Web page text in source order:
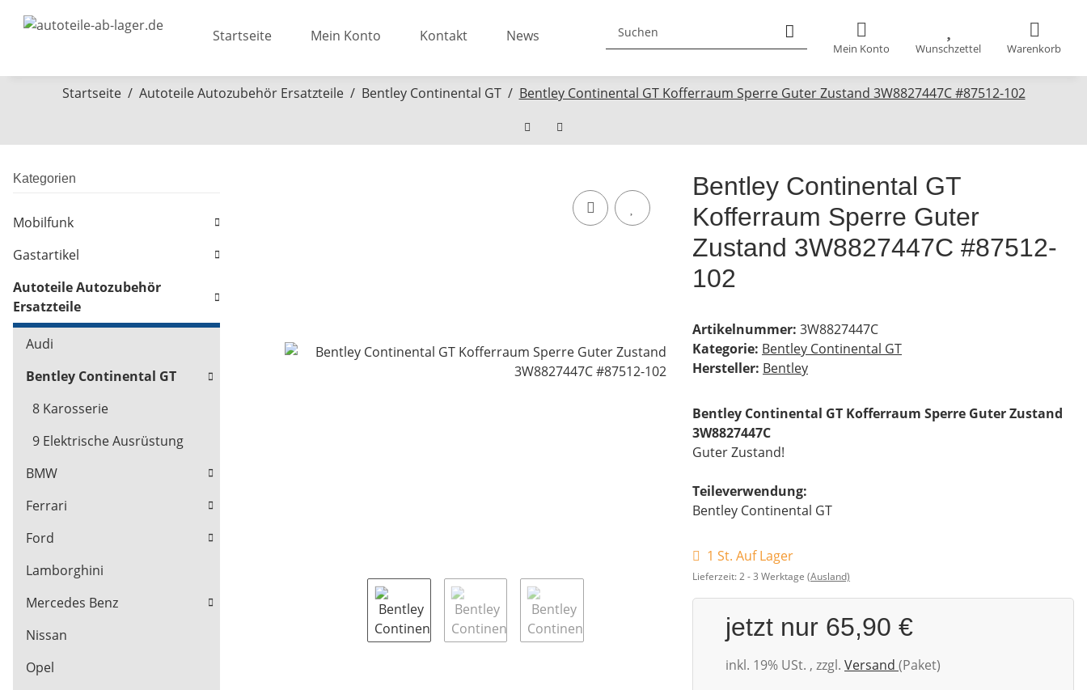
Mein Konto Wunschzettel Warenkorb
Startseite Mein Konto Kontakt News
Startseite Autoteile Autozubehör Ersatzteile Bentley Continental GT Bentley Continental GT Kofferraum Sperre Guter Zustand 3W8827447C #87512-102
Bentley Continental GT
Kofferraum Sperre Guter
Zustand 3W8827447C #87512-
102
Artikelnummer: 3W8827447C
Kategorie: Bentley Continental GT
Hersteller: Bentley
Bentley Continental GT Kofferraum Sperre Guter Zustand
3W8827447C
Guter Zustand!
Teileverwendung:
Bentley Continental GT
1 St. Auf Lager
Lieferzeit:2 - 3 Werktage (Ausland)
jetzt nur 65,90 €
inkl. 19% USt. , zzgl. Versand (Paket)
Kategorien
Mobilfunk
Gastartikel
Autoteile Autozubehör
Ersatzteile
Audi
Bentley Continental GT
8 Karosserie
9 Elektrische Ausrüstung
BMW
Ferrari
Ford
Lamborghini
Mercedes Benz
Nissan
Opel